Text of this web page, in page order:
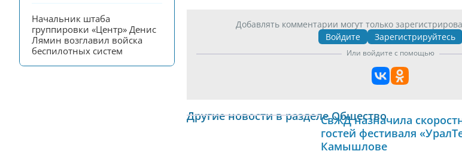
Начальник штаба
группировки «Центр» Денис
Лямин возглавил войска
беспилотных систем
Добавлять комментарии могут только
Войдите
Зарегистрируйтесь
Или войдите с помощью
Другие новости в разделе Общество
СвЖД назначила
гостей фестиваля
Камышлове